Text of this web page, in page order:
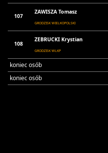
107
ZAWISZA Tomasz
GRODZISK WIELKOPOLSKI
108
ZEBRUCKI Krystian
GRODZISK WLKP
koniec osób
koniec osób